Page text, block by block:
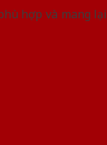
hợp và mang lại